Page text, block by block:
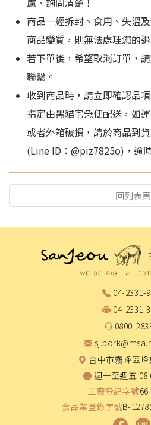
商品一經拆封、食用、失溫
商品變質，則無法處理您的
若下單後，希望取消訂單，
聯繫。
收到商品時，請立即確認品
指定由黑貓宅急便配送，如
或者外箱破損，請於商品到
(Line ID：@piz7825o)，逾
回列表頁
04-2331-
04-2331-
0800-
台中市霧峰區
週一至週五
工廠登記字號
食品業登錄字號B-